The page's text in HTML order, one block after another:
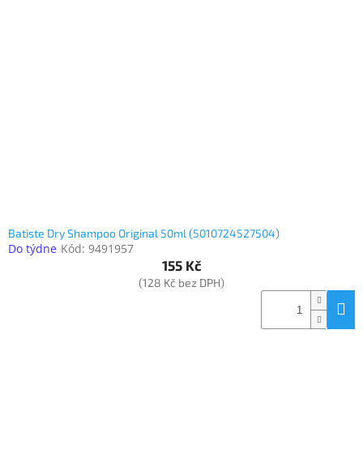
Batiste Dry Shampoo Original 50ml (5010724527504)
Do týdne Kód: 9491957
155 Kč
(128 Kč bez DPH)